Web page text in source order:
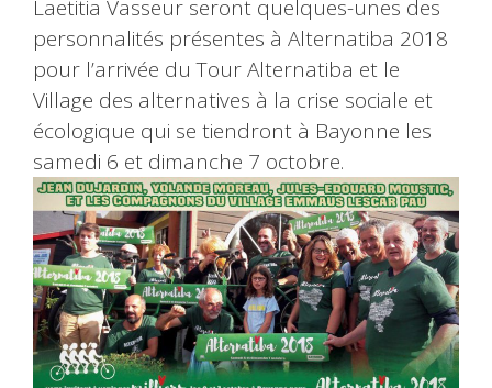
Laetitia Vasseur seront quelques-unes des
personnalités présentes à Alternatiba 2018
pour l’arrivée du Tour Alternatiba et le
Village des alternatives à la crise sociale et
écologique qui se tiendront à Bayonne les
samedi 6 et dimanche 7 octobre.